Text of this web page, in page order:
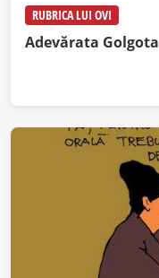
RUBRICA LUI OVI
Adevărata Golgota